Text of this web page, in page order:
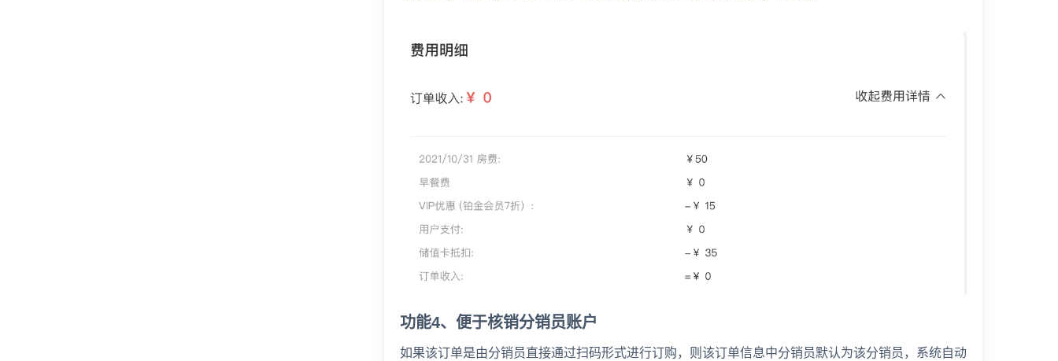
功能4、便于核销分销员账户
如果该订单是由分销员直接通过扫码形式进行订购，则该订单信息中分销员默认为该分销员，系统自动